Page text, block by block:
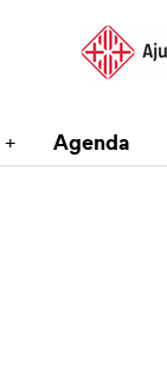
Agenda